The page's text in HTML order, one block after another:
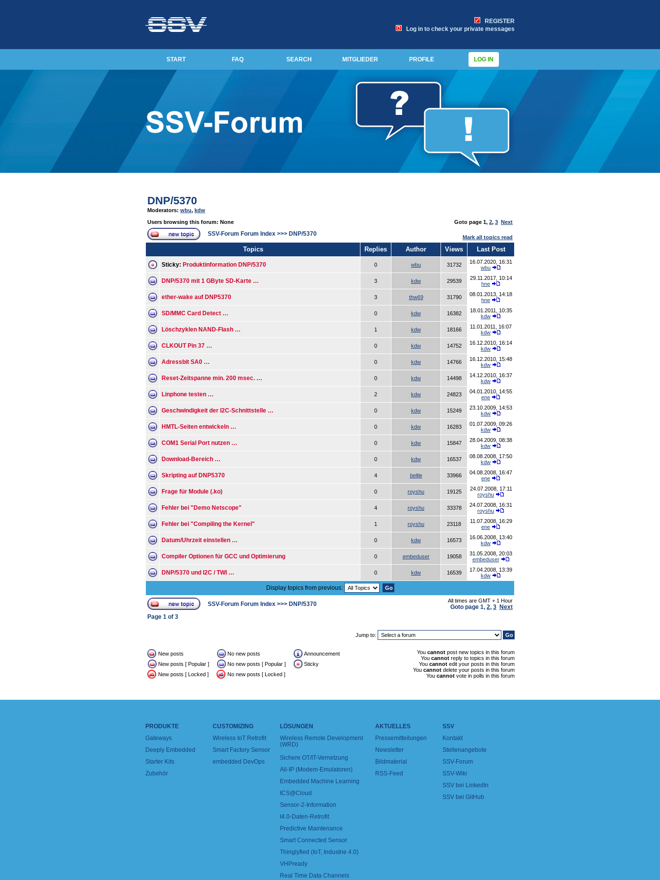
REGISTER
Log in to check your private messages
START FAQ SEARCH MITGLIEDER PROFILE LOG IN
DNP/5370
Moderators: wbu, kdw
Users browsing this forum: None
Goto page 1, 2, 3 Next
SSV-Forum Forum Index >>> DNP/5370 Mark all topics read
Topics Replies Author Views Last Post
Sticky: Produktinformation DNP/5370 0 wbu 31732
16.07.2020, 16:31
wbu
DNP/5370 mit 1 GByte SD-Karte … 3 kdw 29539
29.11.2017, 10:14
hne
ether-wake auf DNP5370 3 thw69 31790
08.01.2013, 14:18
hne
SD/MMC Card Detect … 0 kdw 16382
18.01.2011, 10:35
kdw
Löschzyklen NAND-Flash … 1 kdw 18166
11.01.2011, 16:07
kdw
CLKOUT Pin 37 … 0 kdw 14752
16.12.2010, 16:14
kdw
Adressbit SA0 … 0 kdw 14766
16.12.2010, 15:48
kdw
Reset-Zeitspanne min. 200 msec. … 0 kdw 14498
14.12.2010, 16:37
kdw
Linphone testen … 2 kdw 24823
04.01.2010, 14:55
ene
Geschwindigkeit der I2C-Schnittstelle … 0 kdw 15249
23.10.2009, 14:53
kdw
HMTL-Seiten entwickeln … 0 kdw 16283
01.07.2009, 09:26
kdw
COM1 Serial Port nutzen … 0 kdw 15847
28.04.2009, 08:38
kdw
Download-Bereich … 0 kdw 16537
08.08.2008, 17:50
kdw
Skripting auf DNP5370 4 beltle 33966
04.08.2008, 16:47
ene
Frage für Module (.ko) 0 royshu 19125
24.07.2008, 17:11
royshu
Fehler bei "Demo Netscope" 4 royshu 33378
24.07.2008, 16:31
royshu
Fehler bei "Compiling the Kernel" 1 royshu 23118
11.07.2008, 16:29
ene
Datum/Uhrzeit einstellen … 0 kdw 16573
16.06.2008, 13:40
kdw
Compiler Optionen für GCC und Optimierung 0 embeduser 19058
31.05.2008, 20:03
embeduser
DNP/5370 und I2C / TWI … 0 kdw 16539
17.04.2008, 13:39
kdw
Display topics from previous:
SSV-Forum Forum Index >>> DNP/5370 All times are GMT + 1 Hour
Goto page 1, 2, 3 Next
Page 1 of 3
Jump to:
New posts No new posts
Announcement
New posts [ Popular ]
No new posts [ Popular ]
Sticky
New posts [ Locked ]
No new posts [ Locked ]
You cannot post new topics in this forum
You cannot reply to topics in this forum
You cannot edit your posts in this forum
You cannot delete your posts in this forum
You cannot vote in polls in this forum
PRODUKTE
Gateways
Deeply Embedded
Starter Kits
Zubehör
CUSTOMIZING
Wireless IoT Retrofit
Smart Factory Sensor
embedded DevOps
LÖSUNGEN
Wireless Remote Development
(WRD)
Sichere OT/IT-Vernetzung
All-IP (Modem-Emulatoren)
Embedded Machine Learning
ICS@Cloud
Sensor-2-Information
I4.0-Daten-Retrofit
Predictive Maintenance
Smart Connected Sensor
Thinglyfied (IoT, Industrie 4.0)
VHPready
Real Time Data Channels
AKTUELLES
Pressemitteilungen
Newsletter
Bildmaterial
RSS-Feed
SSV
Kontakt
Stellenangebote
SSV-Forum
SSV-Wiki
SSV bei LinkedIn
SSV bei GitHub